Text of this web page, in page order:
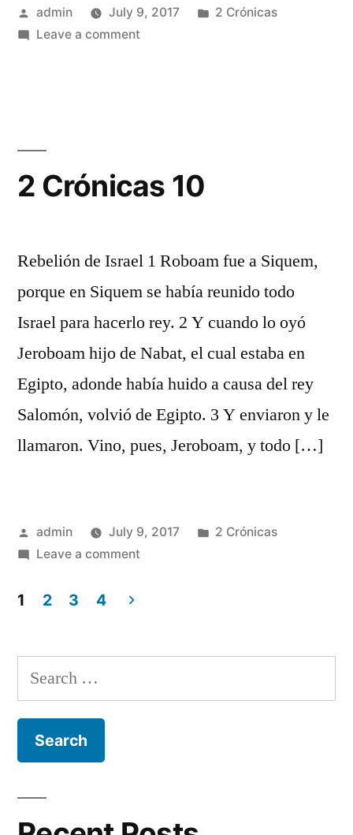
Posted
by
admin July 9, 2017
Posted
2 Crónicas
Leave a commenton
2 Crónicas 10
Rebelión de Israel 1 Roboam fue a Siquem,
porque en Siquem se había reunido todo
Israel para hacerlo rey. 2 Y cuando lo oyó
Jeroboam hijo de Nabat, el cual estaba en
Egipto, adonde había huido a causa del rey
Salomón, volvió de Egipto. 3 Y enviaron y le
llamaron. Vino, pues, Jeroboam, y todo […]
Posted
by
admin July 9, 2017
Posted
2 Crónicas
Leave a commenton
navigation
1 2 3 4
Search
for: